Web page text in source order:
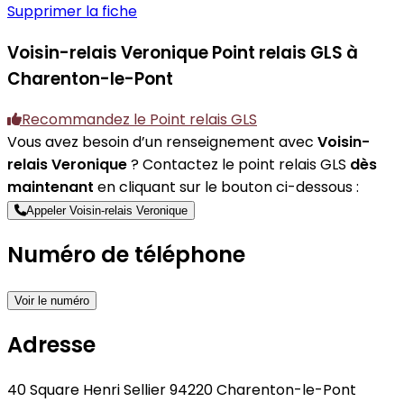
Supprimer la fiche
Voisin-relais VeroniquePoint relais GLS à
Charenton-le-Pont
Recommandez le Point relais GLS
Vous avez besoin d’un renseignement avec Voisin-
relais Veronique? Contactez le point relais GLS dès
maintenant en cliquant sur le bouton ci-dessous :
Appeler Voisin-relais Veronique
Numéro de téléphone
Voir le numéro
Adresse
40 Square Henri Sellier 94220 Charenton-le-Pont